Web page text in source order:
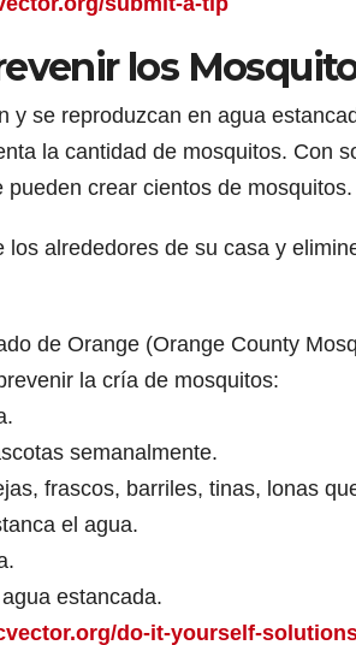
los
y se reproduzcan en agua
la cantidad de mosquitos. Con
crear cientos de mosquitos.
alrededores de su casa y
de Orange (Orange County
la cría de mosquitos:
semanalmente.
frascos, barriles, tinas, lonas
el agua.
estancada.
do-it-yourself-